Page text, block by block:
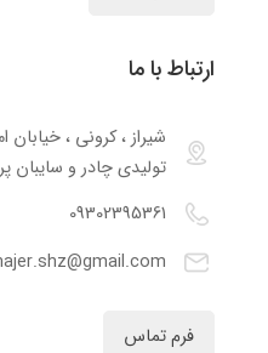
ارتباط با ما
تولیدی چادر و سایبان
09302395361
فرم تماس